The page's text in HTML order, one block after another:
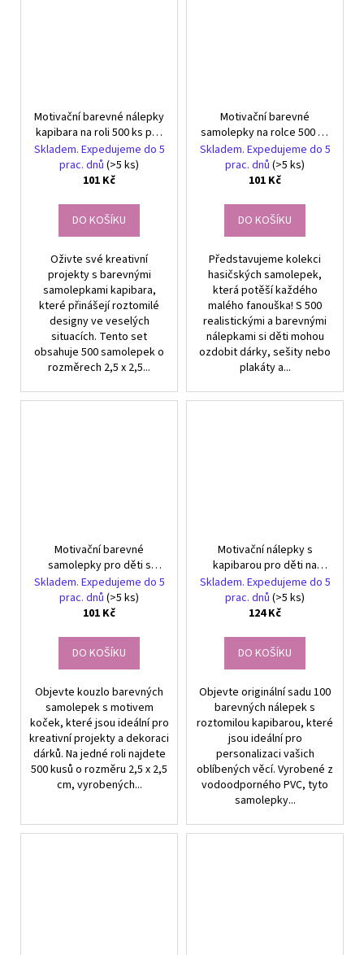
Motivační barevné nálepky
kapibara na roli 500 ks pro
děti
Skladem. Expedujeme do 5
prac. dnů (>5 ks)
101 Kč
DO KOŠÍKU
Oživte své kreativní
projekty s barevnými
samolepkami kapibara,
které přinášejí roztomilé
designy ve veselých
situacích. Tento set
obsahuje 500 samolepek o
rozměrech 2,5 x 2,5...
Motivační barevné
samolepky na rolce 500 ks
pro chlapce - auta
Skladem. Expedujeme do 5
prac. dnů (>5 ks)
101 Kč
DO KOŠÍKU
Představujeme kolekci
hasičských samolepek,
která potěší každého
malého fanouška! S 500
realistickými a barevnými
nálepkami si děti mohou
ozdobit dárky, sešity nebo
plakáty a...
Motivační barevné
samolepky pro děti s
motivem koček - 500 ks
Skladem. Expedujeme do 5
prac. dnů (>5 ks)
101 Kč
DO KOŠÍKU
Objevte kouzlo barevných
samolepek s motivem
koček, které jsou ideální pro
kreativní projekty a dekoraci
dárků. Na jedné roli najdete
500 kusů o rozměru 2,5 x 2,5
cm, vyrobených...
Motivační nálepky s
kapibarou pro děti na
notebook - 100 kusů
Skladem. Expedujeme do 5
prac. dnů (>5 ks)
124 Kč
DO KOŠÍKU
Objevte originální sadu 100
barevných nálepek s
roztomilou kapibarou, které
jsou ideální pro
personalizaci vašich
oblíbených věcí. Vyrobené z
vodoodporného PVC, tyto
samolepky...